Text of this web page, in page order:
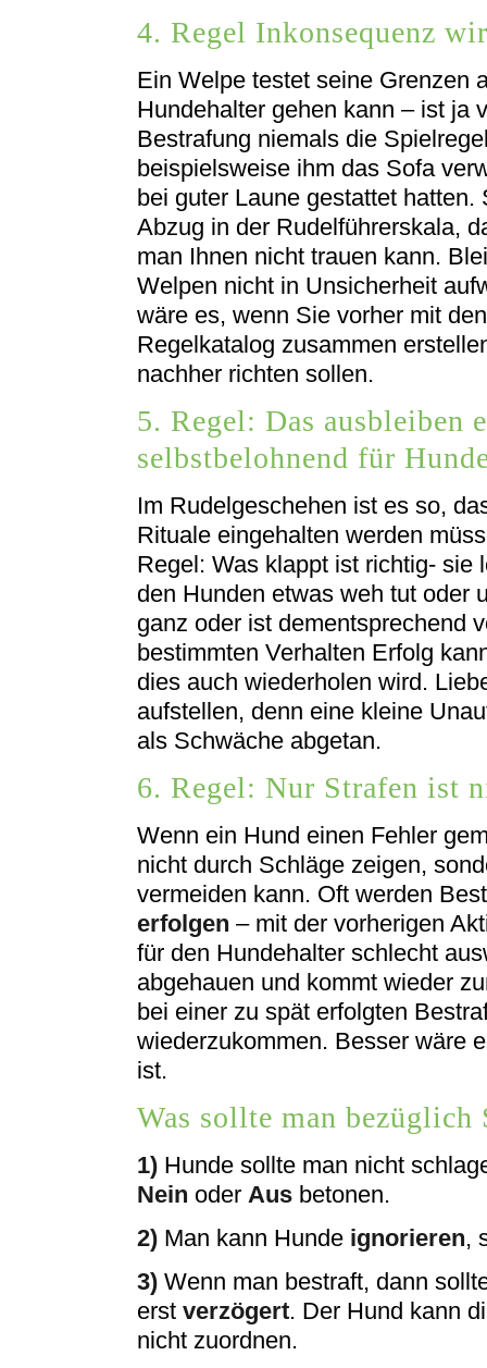
4. Regel Inkonsequenz
Ein Welpe testet seine Grenzen
Hundehalter gehen kann – ist ja
Bestrafung niemals die
beispielsweise ihm das Sofa
bei guter Laune gestattet
Abzug in der Rudelführerskala,
man Ihnen nicht trauen kann.
Welpen nicht in Unsicherheit
wäre es, wenn Sie vorher mit
Regelkatalog zusammen
nachher richten sollen.
5. Regel: Das ausbleiben
selbstbelohnend für
Im Rudelgeschehen ist es so,
Rituale eingehalten werden
Regel: Was klappt ist richtig- sie
den Hunden etwas weh tut oder
ganz oder ist dementsprechend
bestimmten Verhalten Erfolg
dies auch wiederholen wird.
aufstellen, denn eine kleine
als Schwäche abgetan.
6. Regel: Nur Strafen ist
Wenn ein Hund einen Fehler
nicht durch Schläge zeigen,
vermeiden kann. Oft werden
erfolgen – mit der vorherigen
für den Hundehalter schlecht
abgehauen und kommt wieder
bei einer zu spät erfolgten
wiederzukommen. Besser wäre
ist.
Was sollte man bezüglich
1) Hunde sollte man nicht
Nein oder Aus betonen.
2) Man kann Hunde ignorieren,
3) Wenn man bestraft, dann
erst verzögert. Der Hund kann
nicht zuordnen.